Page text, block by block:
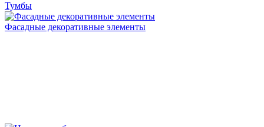
Тумбы
Фасадные декоративные элементы